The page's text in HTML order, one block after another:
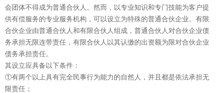
会团体不得成为普通合伙人。然而，以专业知识和专门技能为客户提
供有偿服务的专业服务机构，可以设立为特殊的普通合伙企业。有限
合伙企业由普通合伙人和有限合伙人组成，普通合伙人对合伙企业债
务承担无限连带责任，有限合伙人以其认缴的出资额为限对合伙企业
债务承担责任。
其设立应具备以下条件：
①有两个以上具有完全民事行为能力的自然人，并且都是依法承担无
限责任；